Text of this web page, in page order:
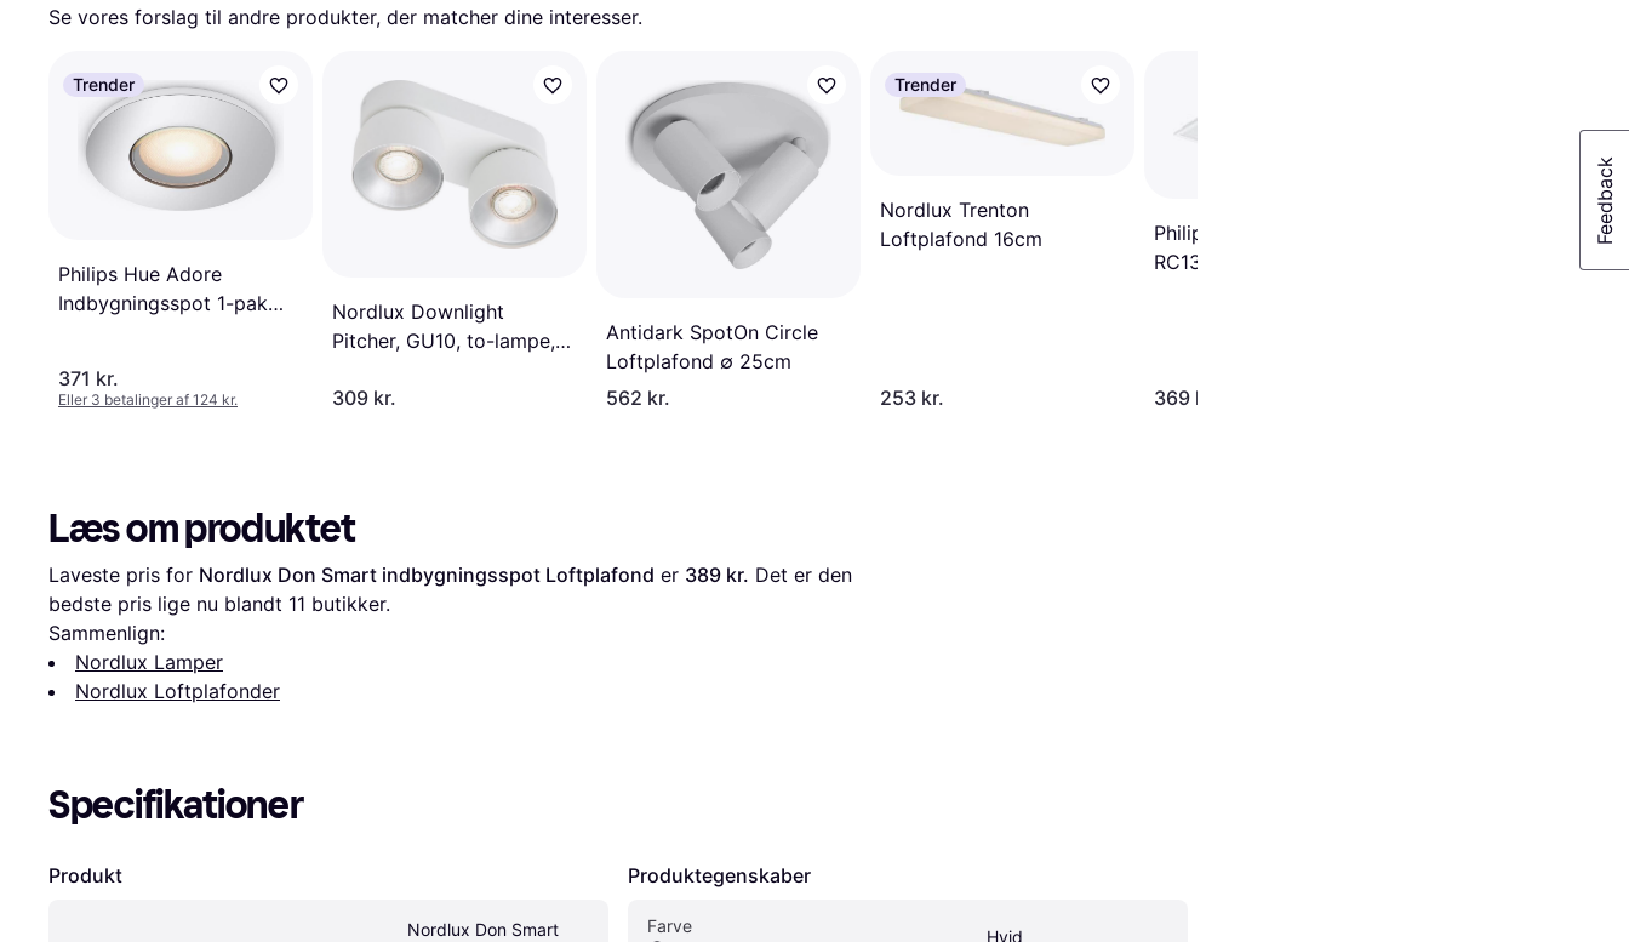
Se vores forslag til andre produkter, der matcher dine interesser.
Trender
Philips Hue Adore
Indbygningsspot 1-pak
371 kr.
Eller 3 betalinger af 124 kr.
Nordlux Downlight
Pitcher, GU10, to-lampe,
309 kr.
Antidark SpotOn Circle
Loftplafond ∅ 25cm
562 kr.
Trender
Nordlux Trenton
Loftplafond 16cm
253 kr.
Philips CoreLine Panel
RC132V Gen6 LED 60 x
369 kr.
Loftplafond ∅ 8.5cm
Læs om produktet
Laveste pris for Nordlux Don Smart indbygningsspot Loftplafond er 389 kr. Det er den
bedste pris lige nu blandt 11 butikker.
Sammenlign:
Nordlux Lamper
Nordlux Loftplafonder
Specifikationer
Produkt
Nordlux Don Smart
Produktegenskaber
Farve
Hvid